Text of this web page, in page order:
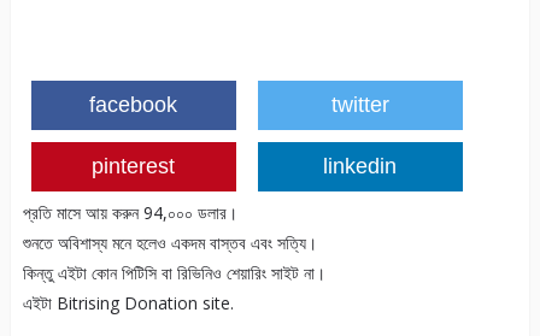
facebook twitter
pinterest linkedin
প্রতি মাসে আয় করুন 94,০০০ ডলার।
শুনতে অবিশাস্য মনে হলেও একদম বাস্তব এবং সত্যি।
কিন্তু এইটা কোন পিটিসি বা রিভিনিও শেয়ারিং সাইট না।
এইটা Bitrising Donation site.